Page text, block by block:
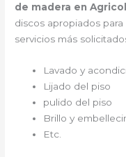
de madera en
discos apropiados
servicios más
Lavado y
Lijado del piso
pulido del piso
Brillo y
Etc.